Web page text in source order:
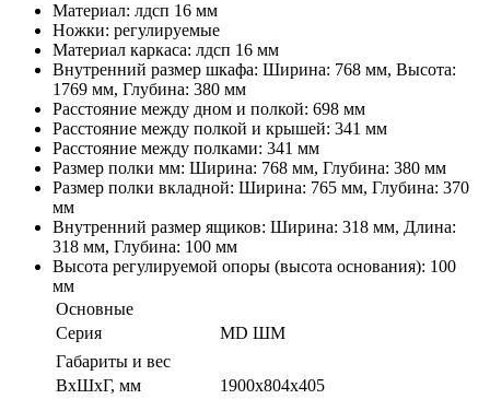
Материал: лдсп 16 мм
Ножки: регулируемые
Материал каркаса: лдсп 16 мм
Внутренний размер шкафа: Ширина: 768 мм, Высота:
1769 мм, Глубина: 380 мм
Расстояние между дном и полкой: 698 мм
Расстояние между полкой и крышей: 341 мм
Расстояние между полками: 341 мм
Размер полки мм: Ширина: 768 мм, Глубина: 380 мм
Размер полки вкладной: Ширина: 765 мм, Глубина: 370
мм
Внутренний размер ящиков: Ширина: 318 мм, Длина:
318 мм, Глубина: 100 мм
Высота регулируемой опоры (высота основания): 100
мм
Основные
Серия
MD ШМ
Габариты и вес
ВхШхГ, мм
1900х804х405